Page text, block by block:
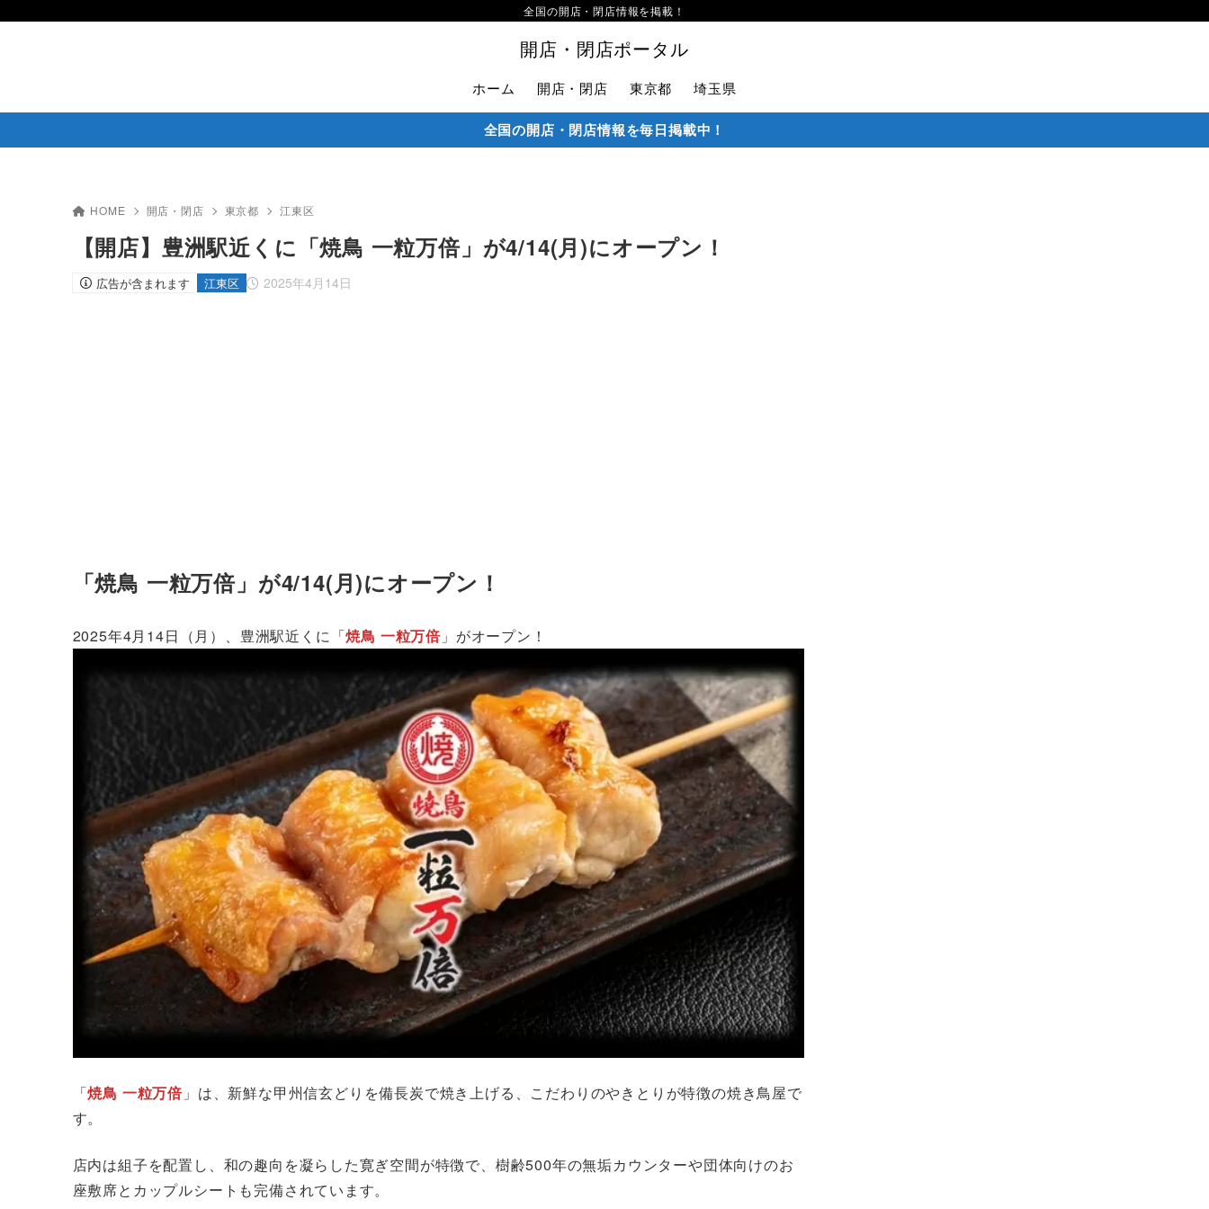
開店・閉店ポータル
全国の開店・閉店情報を掲載！
ホーム 開店・閉店 東京都 埼玉県
全国の開店・閉店情報を毎日掲載中！
HOME 開店・閉店 東京都 江東区
【開店】豊洲駅近くに「焼鳥 一粒万倍」が4/14(月)にオープン！
広告が含まれます 江東区 2025年4月14日
「焼鳥 一粒万倍」が4/14(月)にオープン！
2025年4月14日（月）、豊洲駅近くに「焼鳥 一粒万倍」がオープン！
「焼鳥 一粒万倍」は、新鮮な甲州信玄どりを備長炭で焼き上げる、こだわりのやきとりが特徴の焼き鳥屋で
す。
店内は組子を配置し、和の趣向を凝らした寛ぎ空間が特徴で、樹齢500年の無垢カウンターや団体向けのお
座敷席とカップルシートも完備されています。